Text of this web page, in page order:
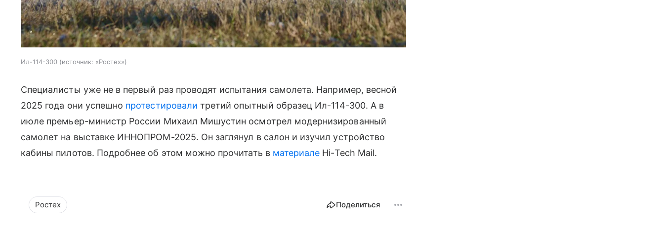
Ил-114-300 источник: «Ростех»
Специалисты уже не в первый раз проводят испытания самолета. Например, весной
2025 года они успешно протестировали третий опытный образец Ил-114-300. А в
июле премьер-министр России Михаил Мишустин осмотрел модернизированный
самолет на выставке ИННОПРОМ-2025. Он заглянул в салон и изучил устройство
кабины пилотов. Подробнее об этом можно прочитать в материале Hi-Tech Mail.
Ростех Поделиться